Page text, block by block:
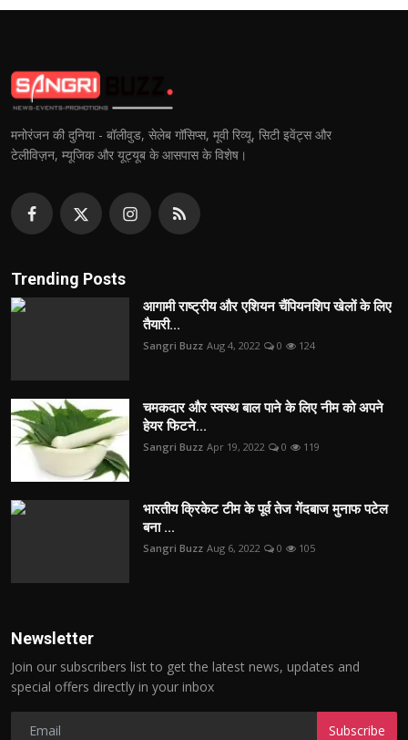
मनोरंजन की दुनिया - बॉलीवुड, सेलेब गॉसिप्स, मूवी रिव्यू, सिटी इवेंट्स और
टेलीविज़न, म्यूजिक और यूट्यूब के आसपास के विशेष।
Trending Posts
आगामी राष्ट्रीय और एशियन चैंपियनशिप खेलों के लिए
तैयारी...
Sangri Buzz Aug 4, 2022 0 124
चमकदार और स्वस्थ बाल पाने के लिए नीम को अपने
हेयर फिटने...
Sangri Buzz Apr 19, 2022 0 119
भारतीय क्रिकेट टीम के पूर्व तेज गेंदबाज मुनाफ पटेल
बना ...
Sangri Buzz Aug 6, 2022 0 105
Newsletter
Join our subscribers list to get the latest news, updates and
special offers directly in your inbox
Subscribe